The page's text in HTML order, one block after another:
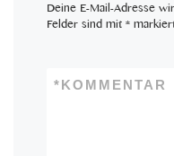
Deine E-Mail-Adresse
Felder sind mit *
KOMMENTAR
*